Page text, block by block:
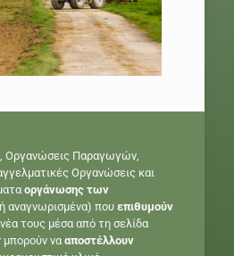
Παραγωγών,
Οργανώσεις και
οργάνωσης των
αναγνωρισμένα) που επιθυμούν
τους μέσα από τη σελίδα
μπορούν νααποστέλλουν